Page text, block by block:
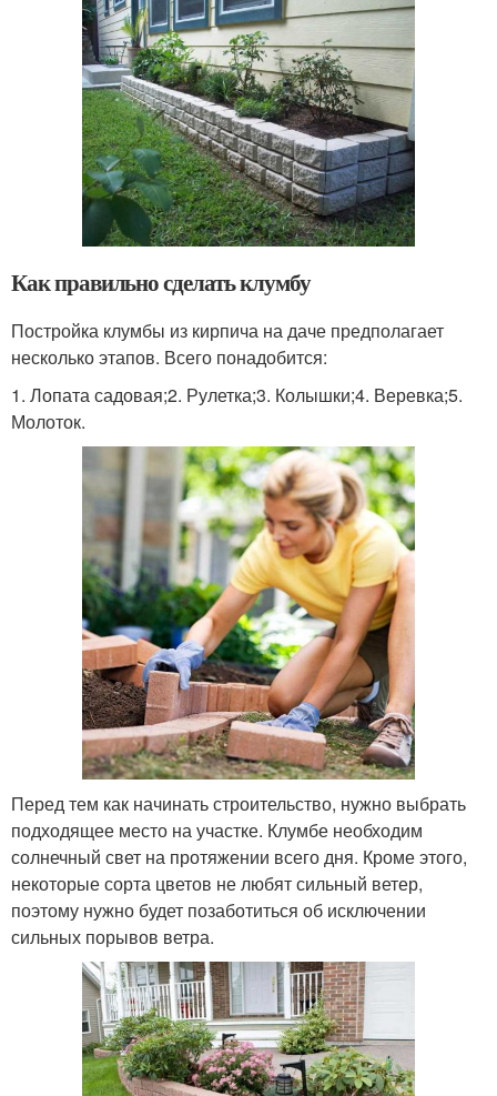
Как правильно сделать клумбу
Постройка клумбы из кирпича на даче предполагает
несколько этапов. Всего понадобится:
1. Лопата садовая;2. Рулетка;3. Колышки;4. Веревка;5.
Молоток.
Перед тем как начинать строительство, нужно выбрать
подходящее место на участке. Клумбе необходим
солнечный свет на протяжении всего дня. Кроме этого,
некоторые сорта цветов не любят сильный ветер,
поэтому нужно будет позаботиться об исключении
сильных порывов ветра.